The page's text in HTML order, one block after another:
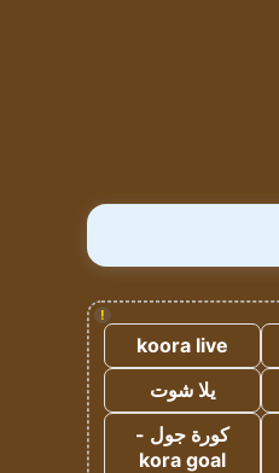
!
koora live
يلا شوت
كورة جول -
kora goal